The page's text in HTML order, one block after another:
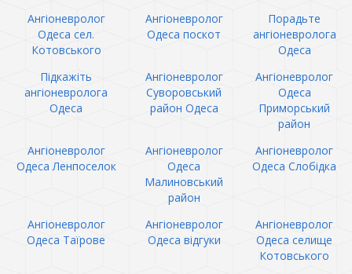
Ангіоневролог
Одеса сел.
Котовського
Ангіоневролог
Одеса поскот
Порадьте
ангіоневролога
Одеса
Підкажіть
ангіоневролога
Одеса
Ангіоневролог
Суворовський
район Одеса
Ангіоневролог
Одеса
Приморський
район
Ангіоневролог
Одеса Ленпоселок
Ангіоневролог
Одеса
Малиновський
район
Ангіоневролог
Одеса Слобідка
Ангіоневролог
Одеса Таїрове
Ангіоневролог
Одеса відгуки
Ангіоневролог
Одеса селище
Котовського